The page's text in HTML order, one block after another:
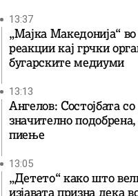
13:37
„Мајка Македонија“
реакции кај грчки
бугарските медиуми
13:13
Ангелов: Состојбата
значително
пиење
13:05
„Детето“ како што
изјавата призна дека